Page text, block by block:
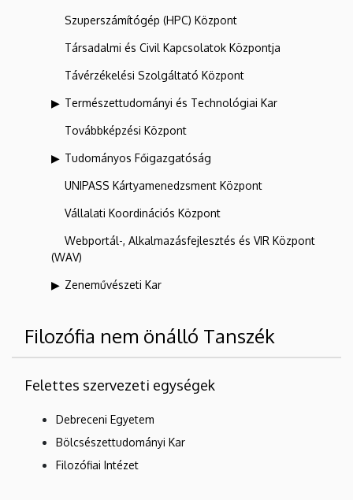
Szuperszámítógép (HPC) Központ
Társadalmi és Civil Kapcsolatok Központja
Távérzékelési Szolgáltató Központ
Természettudományi és Technológiai Kar
Továbbképzési Központ
Tudományos Főigazgatóság
UNIPASS Kártyamenedzsment Központ
Vállalati Koordinációs Központ
Webportál-, Alkalmazásfejlesztés és VIR Központ
(WAV)
Zeneművészeti Kar
Filozófia nem önálló Tanszék
Felettes szervezeti egységek
Debreceni Egyetem
Bölcsészettudományi Kar
Filozófiai Intézet